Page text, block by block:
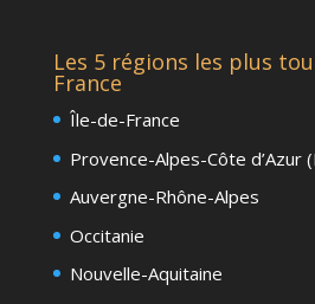
Les 5 régions les plus
France
Île-de-France
Provence-Alpes-Côte d’Azur
Auvergne-Rhône-Alpes
Occitanie
Nouvelle-Aquitaine